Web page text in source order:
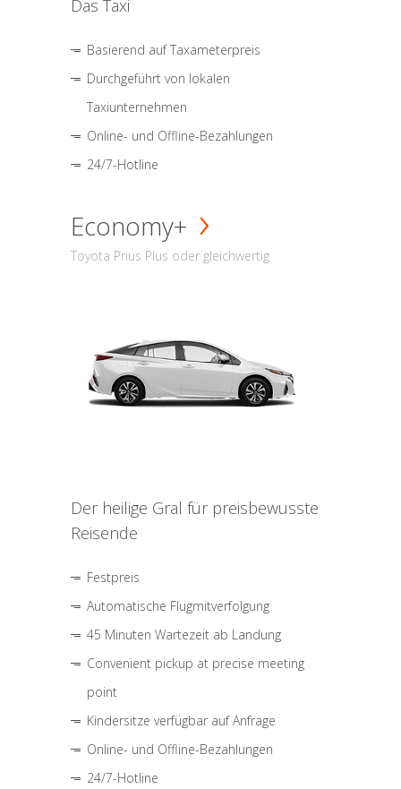
Das Taxi
Basierend auf Taxameterpreis
Durchgeführt von lokalen
Taxiunternehmen
Online- und Offline-Bezahlungen
24/7-Hotline
Economy+
Toyota Prius Plus oder gleichwertig
Der heilige Gral für preisbewusste
Reisende
Festpreis
Automatische Flugmitverfolgung
45 Minuten Wartezeit ab Landung
Convenient pickup at precise meeting
point
Kindersitze verfügbar auf Anfrage
Online- und Offline-Bezahlungen
24/7-Hotline